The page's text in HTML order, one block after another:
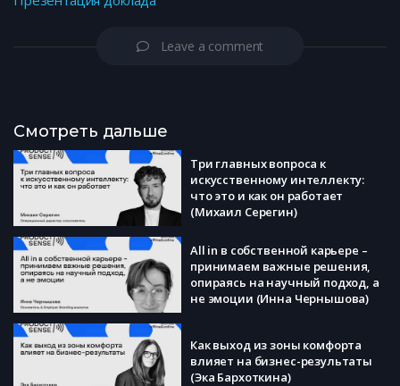
Leave a comment
Смотреть дальше
Три главных вопроса к
искусственному интеллекту:
что это и как он работает
(Михаил Серегин)
All in в собственной карьере –
принимаем важные решения,
опираясь на научный подход, а
не эмоции (Инна Чернышова)
Как выход из зоны комфорта
влияет на бизнес-результаты
(Эка Бархоткина)